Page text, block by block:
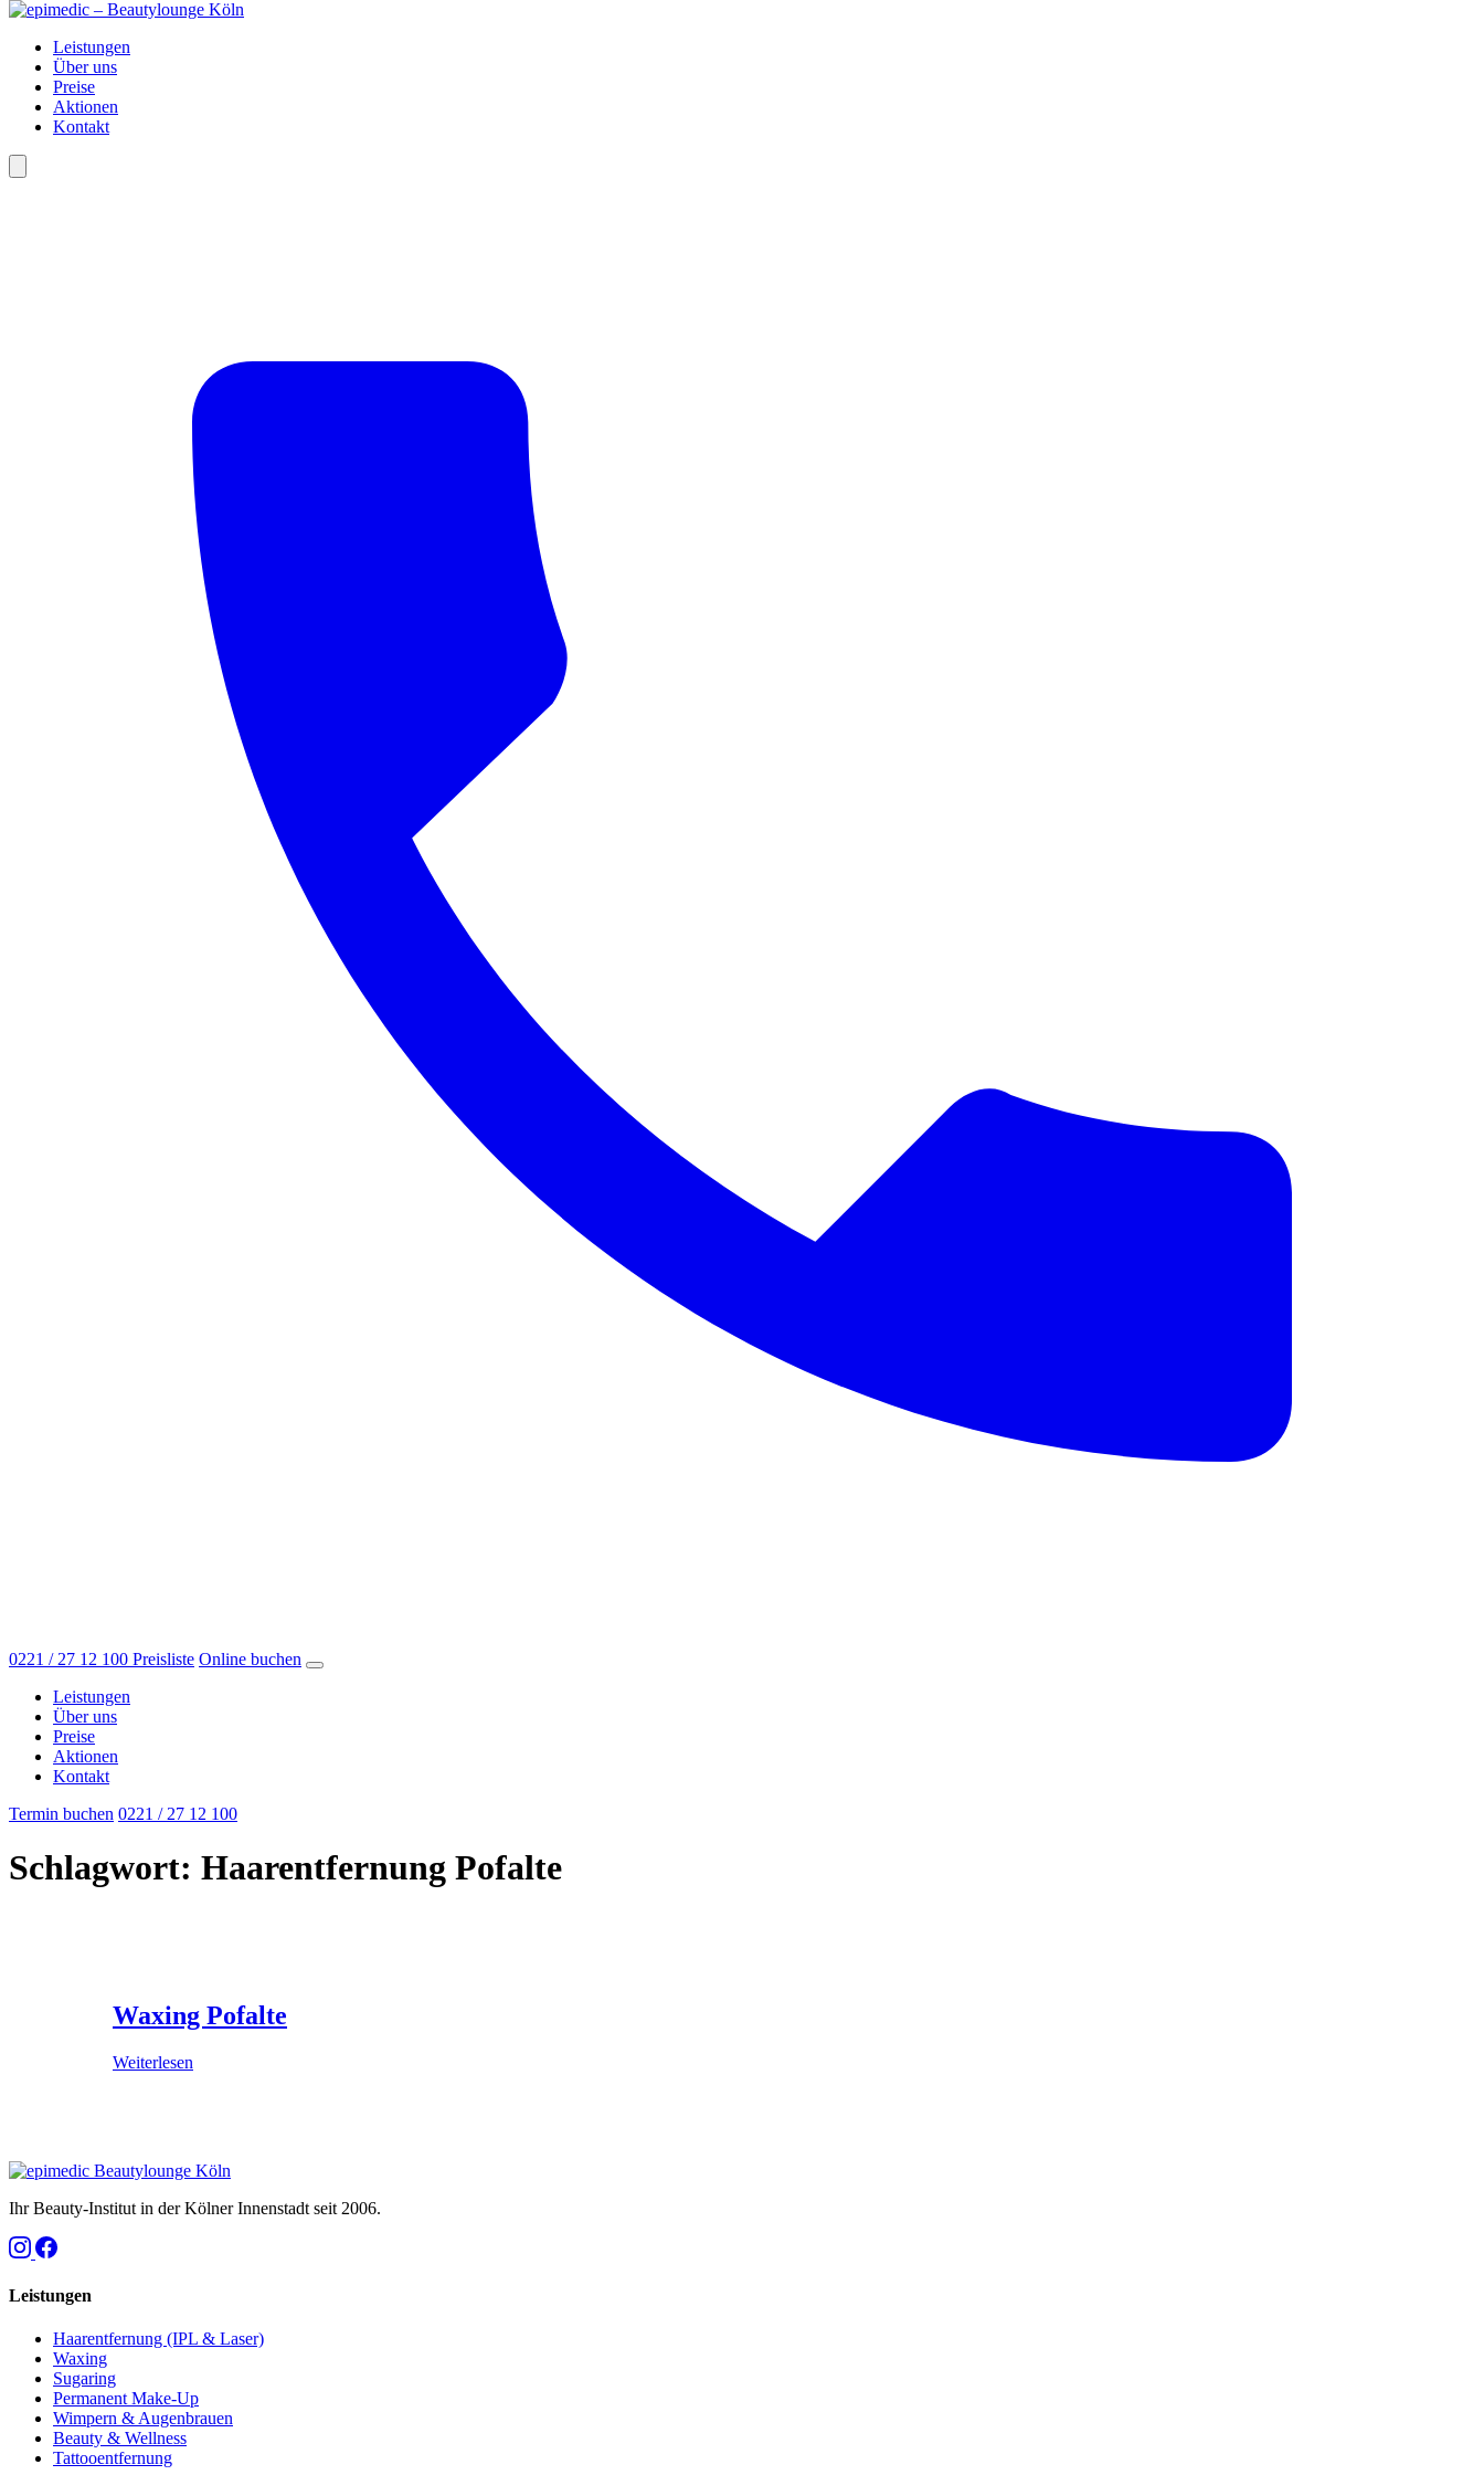
Leistungen
Über uns
Preise
Aktionen
Kontakt
0221 / 27 12 100 Preisliste Online buchen
Leistungen
Über uns
Preise
Aktionen
Kontakt
Termin buchen 0221 / 27 12 100
Schlagwort: Haarentfernung Pofalte
Waxing Pofalte
Weiterlesen
Ihr Beauty-Institut in der Kölner Innenstadt seit 2006.
Leistungen
Haarentfernung (IPL & Laser)
Waxing
Sugaring
Permanent Make-Up
Wimpern & Augenbrauen
Beauty & Wellness
Tattooentfernung